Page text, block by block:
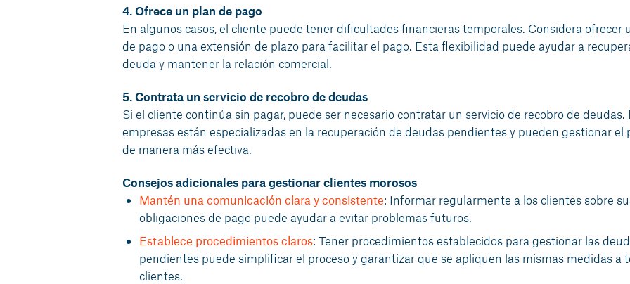
4. Ofrece un plan de pago
En algunos casos, el cliente puede tener dificultades financieras temporales. Considera ofrecer
de pago o una extensión de plazo para facilitar el pago. Esta flexibilidad puede ayudar a
deuda y mantener la relación comercial.
5. Contrata un servicio de recobro de deudas
Si el cliente continúa sin pagar, puede ser necesario contratar un servicio de recobro de deudas.
empresas están especializadas en la recuperación de deudas pendientes y pueden gestionar el
de manera más efectiva.
Consejos adicionales para gestionar clientes morosos
Mantén una comunicación clara y consistente: Informar regularmente a los clientes sobre
obligaciones de pago puede ayudar a evitar problemas futuros.
Establece procedimientos claros: Tener procedimientos establecidos para gestionar las
pendientes puede simplificar el proceso y garantizar que se apliquen las mismas medidas a
clientes.